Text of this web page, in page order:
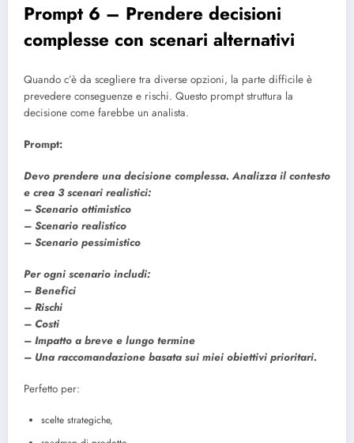
Prompt 6 – Prendere decisioni
complesse con scenari alternativi
Quando c’è da scegliere tra diverse opzioni, la parte difficile è
prevedere conseguenze e rischi. Questo prompt struttura la
decisione come farebbe un analista.
Prompt:
Devo prendere una decisione complessa. Analizza il contesto
e crea 3 scenari realistici:
– Scenario ottimistico
– Scenario realistico
– Scenario pessimistico
Per ogni scenario includi:
– Benefici
– Rischi
– Costi
– Impatto a breve e lungo termine
– Una raccomandazione basata sui miei obiettivi prioritari.
Perfetto per:
scelte strategiche,